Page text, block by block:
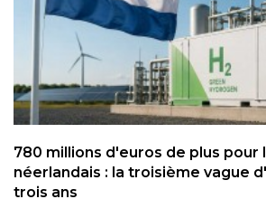
780 millions d'euros de plus pour
néerlandais : la troisième vague
trois ans